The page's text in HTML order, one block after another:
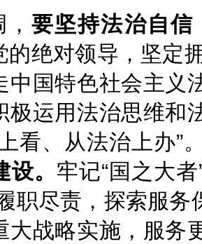
，全院各部
研讲话精神传
走在前、做示